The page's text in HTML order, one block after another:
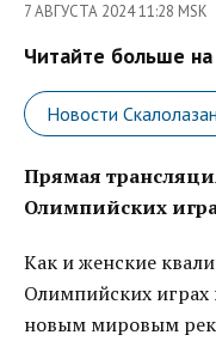
7 АВГУСТА 2024 11:28 MSK
Читайте больше
Новости
Прямая
Олимпийских
Как и женские
Олимпийских
новым мировым